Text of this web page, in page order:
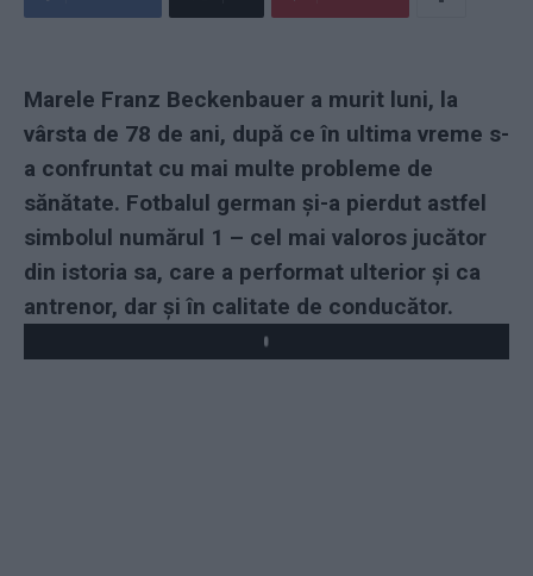
Marele Franz Beckenbauer a murit luni, la
vârsta de 78 de ani, după ce în ultima vreme s-
a confruntat cu mai multe probleme de
sănătate. Fotbalul german și-a pierdut astfel
simbolul numărul 1 – cel mai valoros jucător
din istoria sa, care a performat ulterior și ca
antrenor, dar și în calitate de conducător.
Play